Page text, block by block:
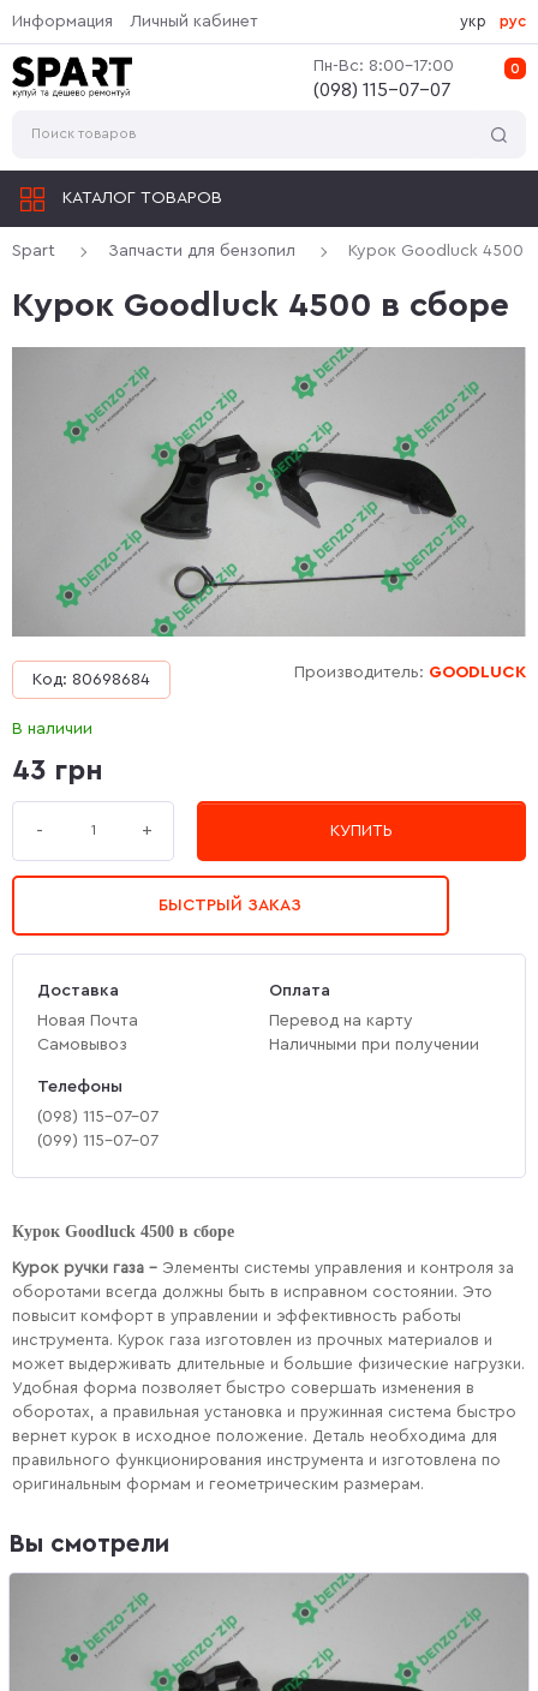
Информация Личный кабинет
0
Пн-Вс: 8:00-17:00
(‎098) 115-07-07
укр рус
КАТАЛОГ ТОВАРОВ
Spart Запчасти для бензопил Курок Goodluck 4500
Курок Goodluck 4500 в сборе
Производитель: GOODLUCK
Код: 80698684
В наличии
43 грн
- + КУПИТЬ
БЫСТРЫЙ ЗАКАЗ
Доставка
Новая Почта
Самовывоз
Оплата
Перевод на карту
Наличными при получении
Телефоны
(‎098) 115-07-07
(‎099) 115-07-07
Курок Goodluck 4500 в сборе
Курок ручки газа - Элементы системы управления и контроля за
оборотами всегда должны быть в исправном состоянии. Это
повысит комфорт в управлении и эффективность работы
инструмента. Курок газа изготовлен из прочных материалов и
может выдерживать длительные и большие физические нагрузки.
Удобная форма позволяет быстро совершать изменения в
оборотах, а правильная установка и пружинная система быстро
вернет курок в исходное положение. Деталь необходима для
правильного функционирования инструмента и изготовлена по
оригинальным формам и геометрическим размерам.
Вы смотрели